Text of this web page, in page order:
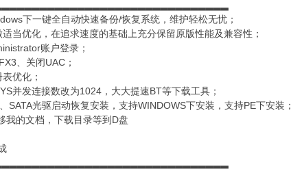
下一键全自动快速备份/恢复系统，维护轻松无忧；
当优化，在追求速度的基础上充分保留原版性能及兼容性；
账户登录；
、关闭UAC；
优化；
并发连接数改为1024，大大提速BT等下载工具；
SATA光驱启动恢复安装，支持WINDOWS下安装，支持PE下安装；
我的文档，下载目录等到D盘